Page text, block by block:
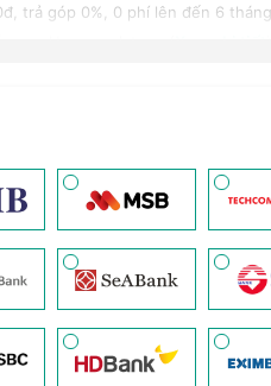
trả góp 0%, 0 phí lên đến 6